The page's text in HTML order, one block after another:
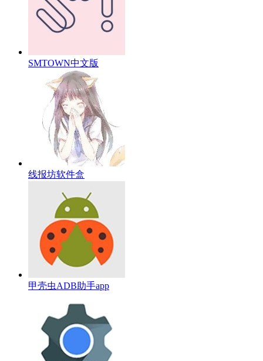
SMTOWN中文版
线报坊软件盒
甲壳虫ADB助手app